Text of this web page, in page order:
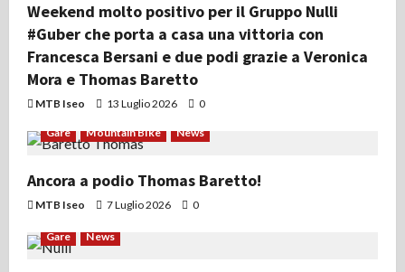
Weekend molto positivo per il Gruppo Nulli
#Guber che porta a casa una vittoria con
Francesca Bersani e due podi grazie a Veronica
Mora e Thomas Baretto
MTB Iseo 13 Luglio 2026 0
Gare Mountain Bike News
Ancora a podio Thomas Baretto!
MTB Iseo 7 Luglio 2026 0
Gare News